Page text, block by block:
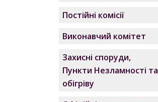
Постійні комісії
Виконавчий комітет
Захисні споруди,
Пункти Незламності та
обігріву